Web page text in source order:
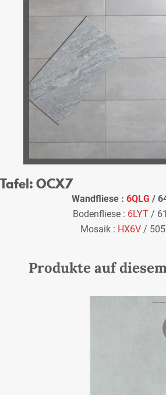
Tafel: OCX7
Wandfliese : 6QLG /
Bodenfliese : 6LYT/
Mosaik : HX6V/
Produkte auf